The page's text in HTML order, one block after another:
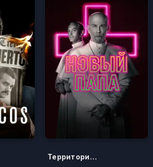
Территория боя